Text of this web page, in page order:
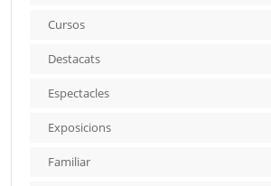
Cursos
Destacats
Espectacles
Exposicions
Familiar